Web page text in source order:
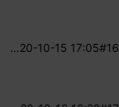
#16
20-10-15 17:05
…